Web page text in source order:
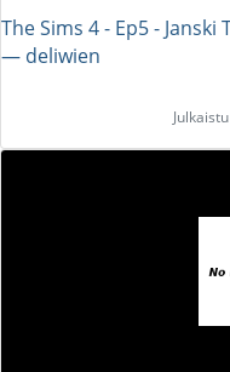
The Sims 4 - Ep5 -
― deliwien